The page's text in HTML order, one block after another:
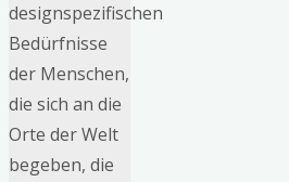
designspezifischen
Bedürfnisse
der Menschen,
die sich an die
Orte der Welt
begeben, die